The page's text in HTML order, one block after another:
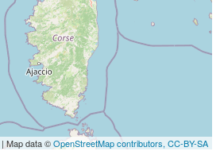
| Map data ©OpenStreetMap contributors, CC-BY-SA